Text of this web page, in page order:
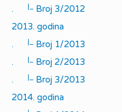
.
|_
Broj 3/2012
2013. godina
.
|_
Broj 1/2013
.
|_
Broj 2/2013
.
|_
Broj 3/2013
2014. godina